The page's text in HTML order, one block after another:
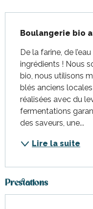
Boulangerie bio
De la farine, de
ingrédients ! Nous
bio, nous utilisons
blés anciens
réalisées avec du
fermentations
des saveurs, une...
Lire la suite
Prestations